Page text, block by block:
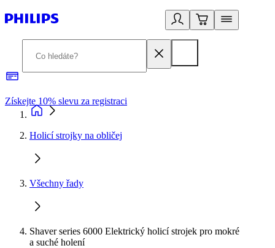
Získejte 10% slevu za registraci
Holicí strojky na obličej
Všechny řady
Shaver series 6000 Elektrický holicí strojek pro mokré
a suché holení